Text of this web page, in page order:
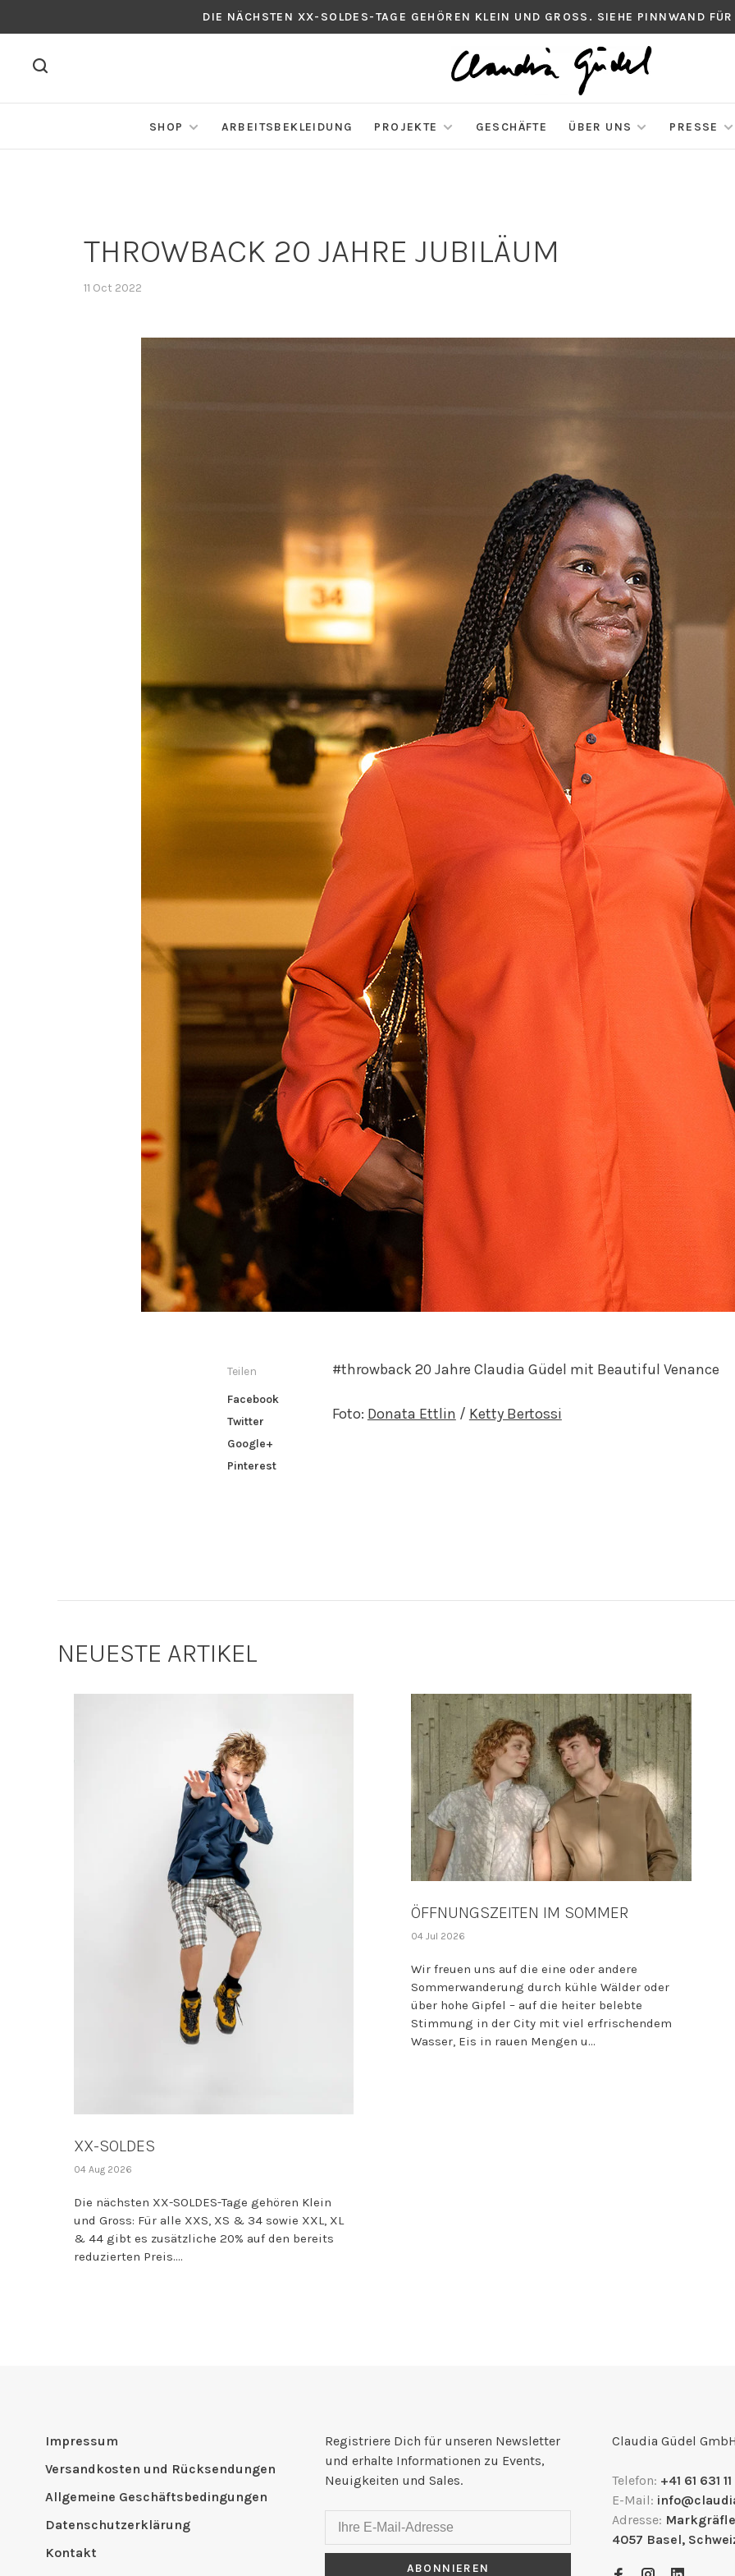
DIE NÄCHSTEN XX-SOLDES-TAGE GEHÖREN KLEIN UND GROSS. SIEHE PINNWAND
SHOP ARBEITSBEKLEIDUNG PROJEKTE GESCHÄFTE ÜBER UNS PRESSE
THROWBACK 20 JAHRE JUBILÄUM
11 Oct 2022
Teilen
Facebook
Twitter
Google+
Pinterest
#throwback 20 Jahre Claudia Güdel mit Beautiful Venance
Foto: Donata Ettlin / Ketty Bertossi
NEUESTE ARTIKEL
XX-SOLDES
04 Aug 2026
Die nächsten XX-SOLDES-Tage gehören Klein
und Gross: Für alle XXS, XS & 34 sowie XXL, XL
& 44 gibt es zusätzliche 20% auf den bereits
reduzierten Preis....
ÖFFNUNGSZEITEN IM SOMMER
04 Jul 2026
Wir freuen uns auf die eine oder andere
Sommerwanderung durch kühle Wälder oder
über hohe Gipfel – auf die heiter belebte
Stimmung in der City mit viel erfrischendem
Wasser, Eis in rauen Mengen u...
Impressum
Versandkosten und Rücksendungen
Allgemeine Geschäftsbedingungen
Datenschutzerklärung
Kontakt
Registriere Dich für unseren Newsletter
und erhalte Informationen zu Events,
Neuigkeiten und Sales.
ABONNIEREN
Claudia Güdel
Telefon: +41 61 631
E-Mail:
Adresse:
4057 Basel,